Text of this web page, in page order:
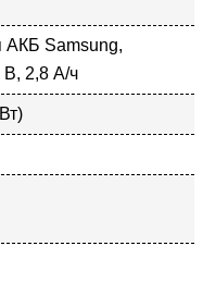
АКБ Samsung,
В, 2,8 А/ч